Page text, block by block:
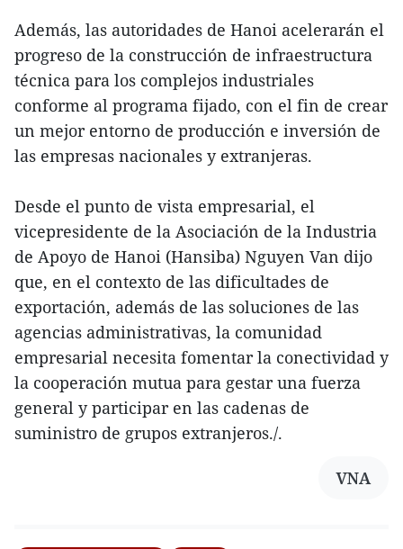
Además, las autoridades de Hanoi acelerarán el
progreso de la construcción de infraestructura
técnica para los complejos industriales
conforme al programa fijado, con el fin de crear
un mejor entorno de producción e inversión de
las empresas nacionales y extranjeras.
Desde el punto de vista empresarial, el
vicepresidente de la Asociación de la Industria
de Apoyo de Hanoi (Hansiba) Nguyen Van dijo
que, en el contexto de las dificultades de
exportación, además de las soluciones de las
agencias administrativas, la comunidad
empresarial necesita fomentar la conectividad y
la cooperación mutua para gestar una fuerza
general y participar en las cadenas de
suministro de grupos extranjeros./.
VNA